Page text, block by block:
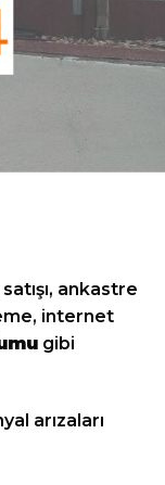
ankastre
internet
gibi
arızaları